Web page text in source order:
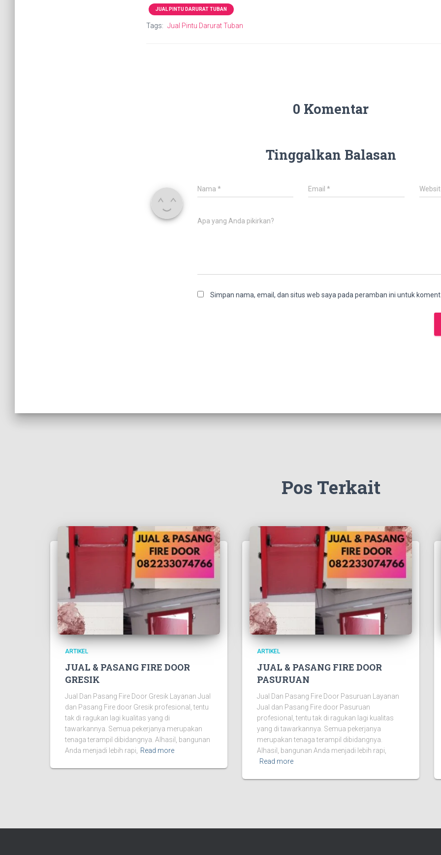
JUAL PINTU DARURAT TUBAN
Tags: Jual Pintu Darurat Tuban
0 Komentar
Tinggalkan Balasan
Nama * Email*
Apa yang Anda pikirkan?
Simpan nama, email, dan situs web saya pada peramban ini untuk
Pos Terkait
ARTIKEL
JUAL & PASANG FIRE DOOR
GRESIK
Jual Dan Pasang Fire Door Gresik Layanan Jual
dan Pasang Fire door Gresik profesional, tentu
tak di ragukan lagi kualitas yang di
tawarkannya. Semua pekerjanya merupakan
tenaga terampil dibidangnya. Alhasil, bangunan
Anda menjadi lebih rapi,
Read more
ARTIKEL
JUAL & PASANG FIRE DOOR
PASURUAN
Jual Dan Pasang Fire Door Pasuruan Layanan
Jual dan Pasang Fire door Pasuruan
profesional, tentu tak di ragukan lagi kualitas
yang di tawarkannya. Semua pekerjanya
merupakan tenaga terampil dibidangnya.
Alhasil, bangunan Anda menjadi lebih rapi,
Read more